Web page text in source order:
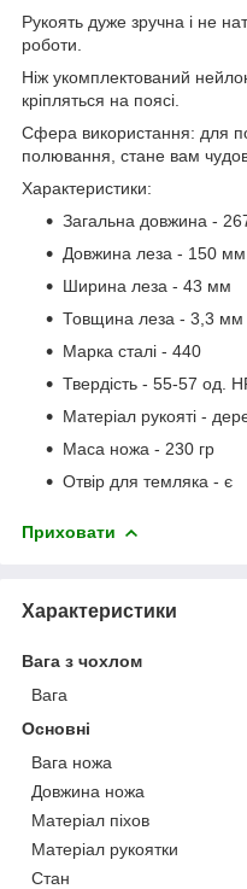
Рукоять дуже зручна і не
роботи.
Ніж укомплектований
кріпляться на поясі.
Сфера використання: для
полювання, стане вам
Характеристики:
Загальна довжина -
Довжина леза - 150 мм
Ширина леза - 43 мм
Товщина леза - 3,3 мм
Марка сталі - 440
Твердість - 55-57 од.
Матеріал рукояті -
Маса ножа - 230 гр
Отвір для темляка - є
Приховати
Характеристики
Вага з чохлом
Вага
Основні
Вага ножа
Довжина ножа
Матеріал піхов
Матеріал рукоятки
Стан